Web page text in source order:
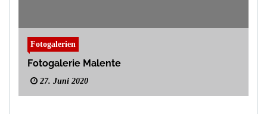
Fotogalerien
Fotogalerie Malente
27. Juni 2020